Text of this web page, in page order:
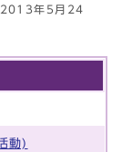
2013年5月24
動)